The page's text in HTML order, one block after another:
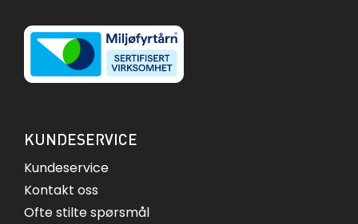
KUNDESERVICE
Kundeservice
Kontakt oss
Ofte stilte spørsmål